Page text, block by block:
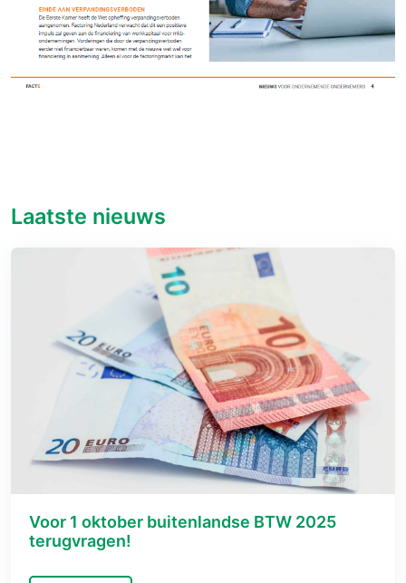
Laatste nieuws
Voor 1 oktober buitenlandse BTW 2025
terugvragen!